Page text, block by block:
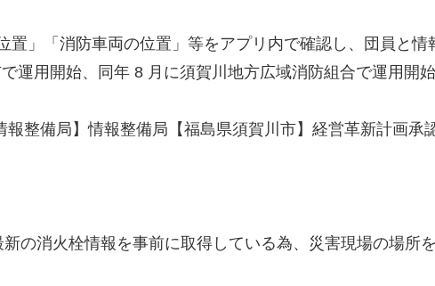
」「消防車両の位置」等をアプリ内で確認し、団員と情
運用開始、同年 8 月に須賀川地方広域消防組合で運用開始
整備局】情報整備局【福島県須賀川市】経営革新計画承
の消火栓情報を事前に取得している為、災害現場の場所